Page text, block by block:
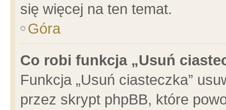
się więcej na ten temat.
Góra
Co robi funkcja „Usuń
Funkcja „Usuń ciasteczka”
przez skrypt phpBB, które